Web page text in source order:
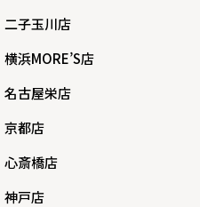
二子玉川店
横浜MORE’S店
名古屋栄店
京都店
心斎橋店
神戸店